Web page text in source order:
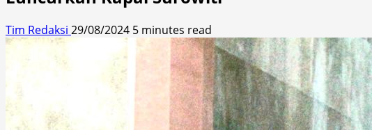
Tim Redaksi 29/08/2024 5 minutes read